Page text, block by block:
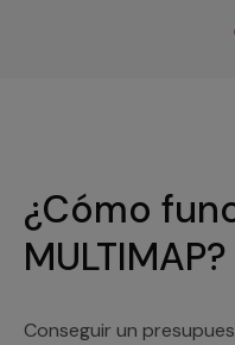
¿Cómo
MULTIMAP?
Conseguir un